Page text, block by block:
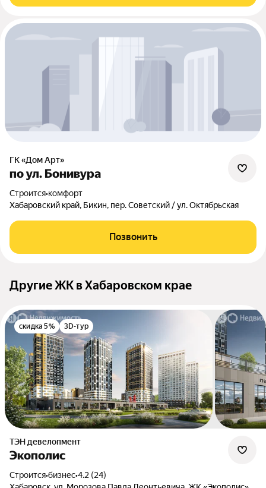
ГК «Дом Арт»
по ул. Бонивура
Строится•комфорт
Хабаровский край, Бикин, пер. Советский / ул. Октябрьская
Позвонить
Другие ЖК в Хабаровском крае
скидка 5% 3D-тур
ТЭН девелопмент
Экополис
Строится•бизнес•4.2 (24)